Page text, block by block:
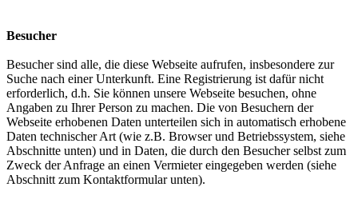
Besucher
Besucher sind alle, die diese Webseite aufrufen, insbesondere zur
Suche nach einer Unterkunft. Eine Registrierung ist dafür nicht
erforderlich, d.h. Sie können unsere Webseite besuchen, ohne
Angaben zu Ihrer Person zu machen. Die von Besuchern der
Webseite erhobenen Daten unterteilen sich in automatisch erhobene
Daten technischer Art (wie z.B. Browser und Betriebssystem, siehe
Abschnitte unten) und in Daten, die durch den Besucher selbst zum
Zweck der Anfrage an einen Vermieter eingegeben werden (siehe
Abschnitt zum Kontaktformular unten).